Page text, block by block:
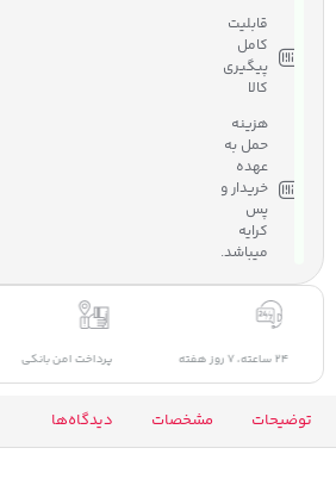
قابلیت
کامل
پیگیری
کالا
هزینه
حمل به
عهده
خریدار و
پس
کرایه
میباشد.
24 ساعته، 7 روز هفته پرداخت امن بانکی
توضیحات مشخصات دیدگاه‌ها